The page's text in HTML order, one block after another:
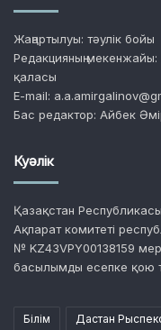
Жаңартылуы: тәулік бойы
Редакцияның
қаласы
E-mail:
Бас редактор: Айбек
Куәлік
Қазақстан
Ақпарат комитеті
№ KZ43VPY00138159
басылымды есепке қою
Білім Дастан